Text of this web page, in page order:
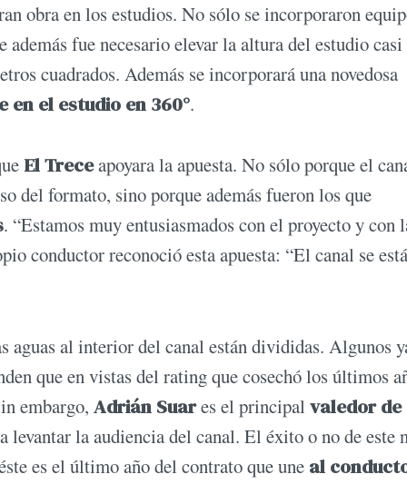
obra en los estudios. No sólo se incorporaron
fue necesario elevar la altura del estudio
cuadrados. Además se incorporará una novedosa
el estudio en 360°.
El Treceapoyara la apuesta. No sólo porque el
del formato, sino porque además fueron los que
. “Estamos muy entusiasmados con el proyecto y con
conductor reconoció esta apuesta: “El canal se está
aguas al interior del canal están divididas. Algunos
que en vistas del rating que cosechó los últimos
embargo, Adrián Suares el principal valedor de
levantar la audiencia del canal. El éxito o no de este
es el último año del contrato que une al